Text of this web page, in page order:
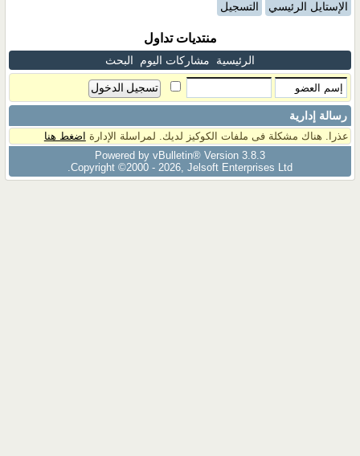
الإستايل الرئيسي التسجيل
منتديات تداول
الرئيسية مشاركات اليوم البحث
رسالة إدارية
عذرا. هناك مشكلة فى ملفات الكوكيز لديك. لمراسلة الإدارة اضغط هنا
Powered by vBulletin® Version 3.8.3
Copyright ©2000 - 2026, Jelsoft Enterprises Ltd.